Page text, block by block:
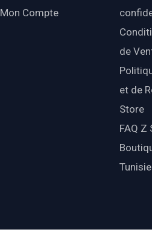
Mon Compte
de
et de
Store
FAQ Z
Tunisie